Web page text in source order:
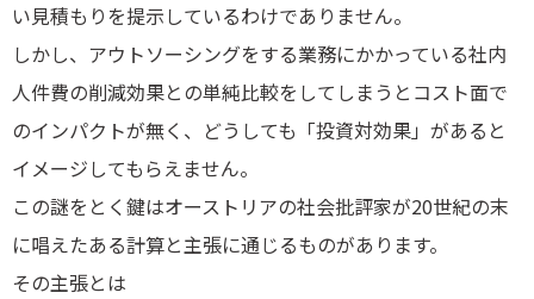
い見積もりを提示しているわけでありません。
しかし、アウトソーシングをする業務にかかっている社内
人件費の削減効果との単純比較をしてしまうとコスト面で
のインパクトが無く、どうしても「投資対効果」があると
イメージしてもらえません。
この謎をとく鍵はオーストリアの社会批評家が20世紀の末
に唱えたある計算と主張に通じるものがあります。
その主張とは